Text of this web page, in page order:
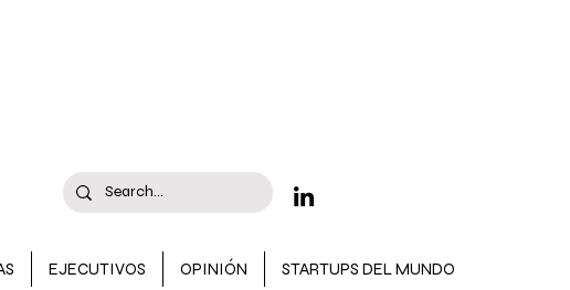
EJECUTIVOS OPINIÓN STARTUPS DEL MUNDO